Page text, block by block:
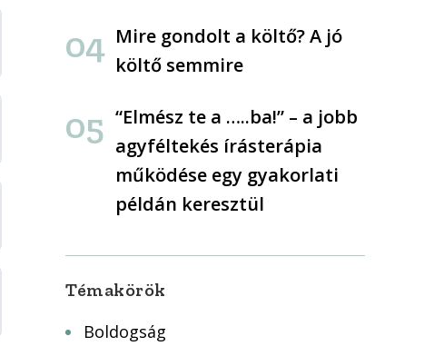
Mire gondolt a költő? A jó
költő semmire
“Elmész te a …..ba!” – a jobb
agyféltekés írásterápia
működése egy gyakorlati
példán keresztül
Témakörök
Boldogság